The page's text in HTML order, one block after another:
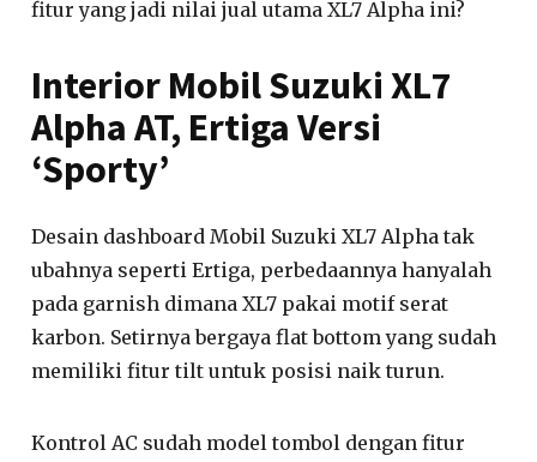
fitur yang jadi nilai jual utama XL7 Alpha ini?
Interior Mobil Suzuki XL7
Alpha AT, Ertiga Versi
‘Sporty’
Desain dashboard Mobil Suzuki XL7 Alpha tak
ubahnya seperti Ertiga, perbedaannya hanyalah
pada garnish dimana XL7 pakai motif serat
karbon. Setirnya bergaya flat bottom yang sudah
memiliki fitur tilt untuk posisi naik turun.
Kontrol AC sudah model tombol dengan fitur